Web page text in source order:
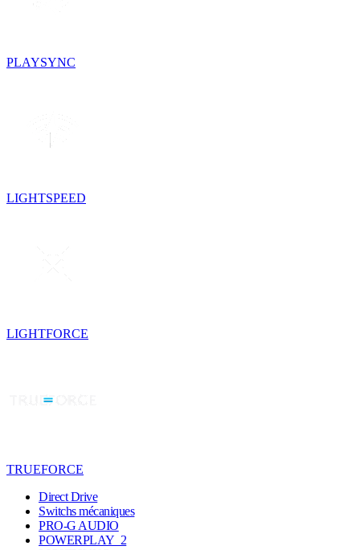
PLAYSYNC
LIGHTSPEED
LIGHTFORCE
TRUEFORCE
Direct Drive
Switchs mécaniques
PRO-G AUDIO
POWERPLAY 2